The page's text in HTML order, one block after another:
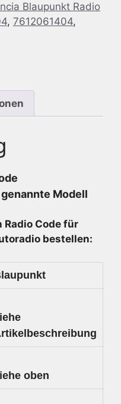
Blaupunkt Radio
, 7612061404,
Modell
Radio Code für
bestellen:
oben